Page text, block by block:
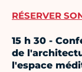
RÉSERVER
15 h 30 -
de
l'espace